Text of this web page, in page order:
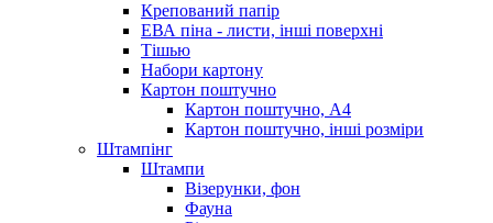
Крепований папір
ЕВА піна - листи, інші поверхні
Тішью
Набори картону
Картон поштучно
Картон поштучно, А4
Картон поштучно, інші розміри
Штампінг
Штампи
Візерунки, фон
Фауна